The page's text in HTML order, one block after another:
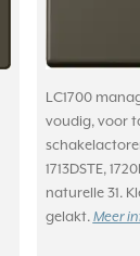
LC1700
voudig, voor
schakelactoren
1713DSTE,
naturelle 31.
gelakt. Meer